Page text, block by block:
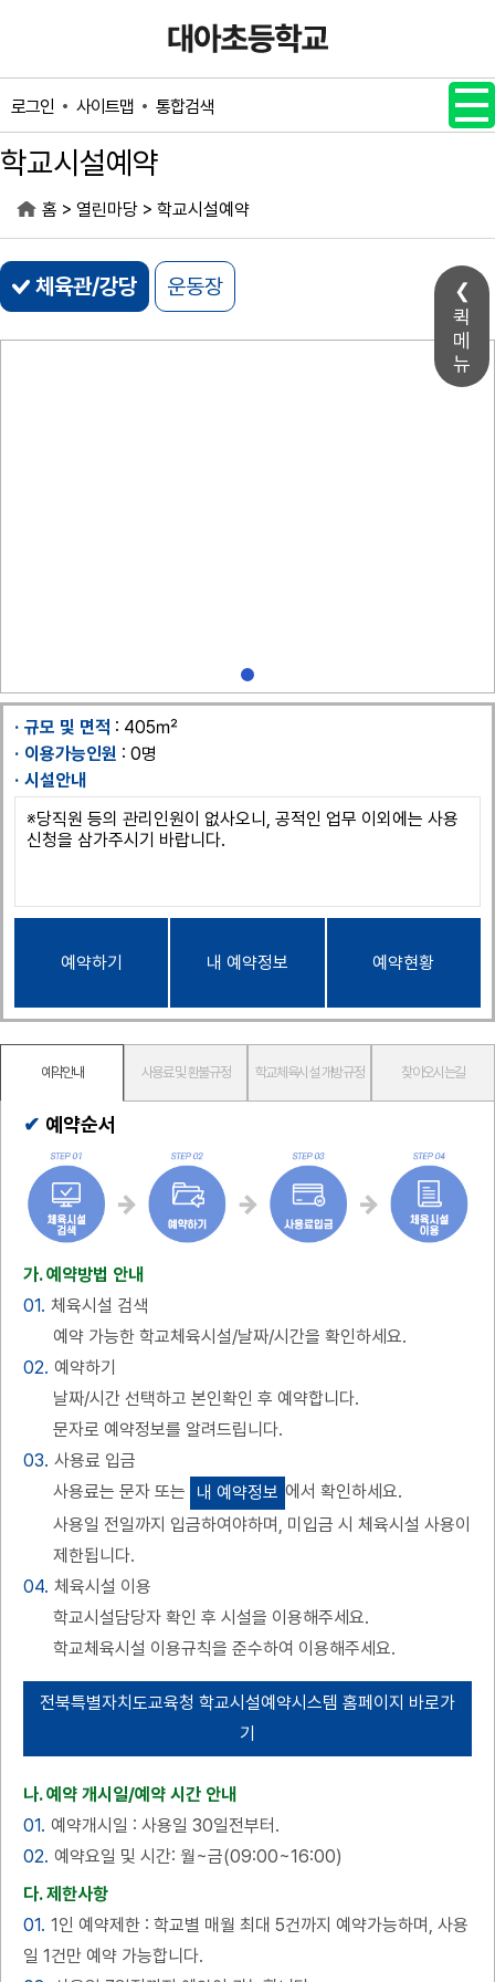
퀵
메
뉴
로그인 사이트맵 통합검색
학교시설예약
홈 > 열린마당 > 학교시설예약
체육관/강당 운동장
규모 및 면적 : 405㎡
이용가능인원 : 0명
시설안내
※당직원 등의 관리인원이 없사오니, 공적인 업무 이외에는 사용
신청을 삼가주시기 바랍니다.
예약하기 내 예약정보 예약현황
예약안내 사용료 및 환불규정 학교체육시설 개방규정 찾아오시는길
예약순서
가. 예약방법 안내
01. 체육시설 검색
예약 가능한 학교체육시설/날짜/시간을 확인하세요.
02. 예약하기
날짜/시간 선택하고 본인확인 후 예약합니다.
문자로 예약정보를 알려드립니다.
03. 사용료 입금
사용료는 문자 또는
내 예약정보 에서 확인하세요.
사용일 전일까지 입금하여야하며, 미입금 시 체육시설 사용이
제한됩니다.
04. 체육시설 이용
학교시설담당자 확인 후 시설을 이용해주세요.
학교체육시설 이용규칙을 준수하여 이용해주세요.
전북특별자치도교육청 학교시설예약시스템 홈페이지 바로가
기
나. 예약 개시일/예약 시간 안내
01. 예약개시일 : 사용일 30일전부터.
02. 예약요일 및 시간: 월~금(09:00~16:00)
다. 제한사항
01. 1인 예약제한 : 학교별 매월 최대 5건까지 예약가능하며, 사용
일 1건만 예약 가능합니다.